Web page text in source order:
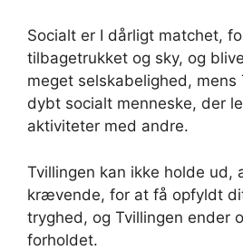
Socialt er I dårligt matchet,
tilbagetrukket og sky, og
meget selskabelighed, mens
dybt socialt menneske, der
aktiviteter med andre.
Tvillingen kan ikke holde ud,
krævende, for at få opfyldt
tryghed, og Tvillingen ender
forholdet.